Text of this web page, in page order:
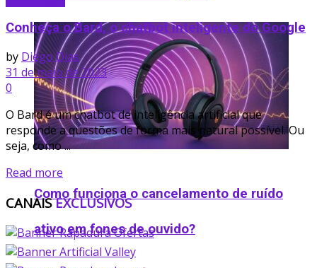
Como funciona o cancelamento de ruído
ativo em fones de ouvido​?
Conheça o Bard, o chatbot inteligente do Google
by Diego Dias
31 de maio de 2023
0
O Bard é um chatbot de inteligência artificial que
responde a questões de forma mais natural possível. Ou
seja, como ...
Read more
CANAISEXCLUSIVOS